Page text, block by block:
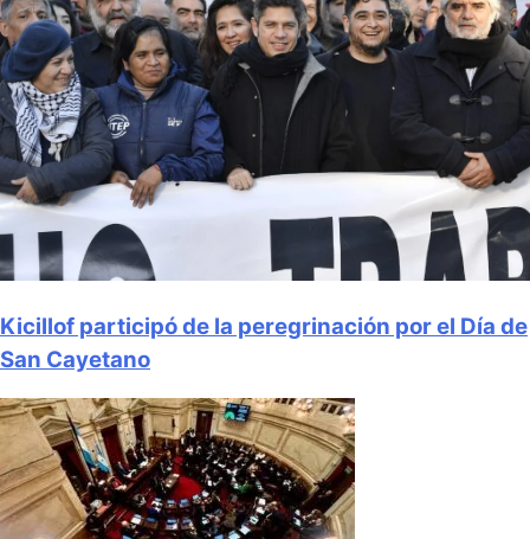
Kicillof participó de la peregrinación por el Día de
San Cayetano